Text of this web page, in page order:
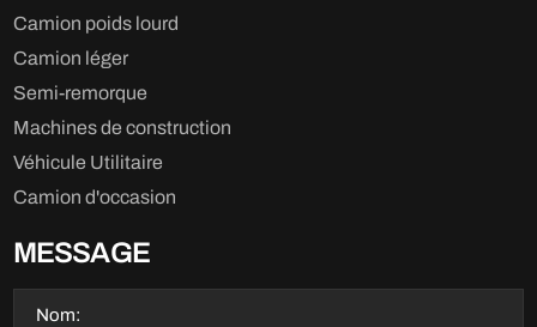
Camion poids lourd
Camion léger
Semi-remorque
Machines de construction
Véhicule Utilitaire
Camion d'occasion
MESSAGE